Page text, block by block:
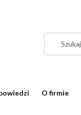
O firmie